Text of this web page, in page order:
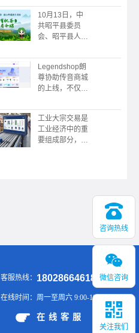
10月13日，中
共昭平县委员
会、昭平县人民
朗尊软件科技有
限公司协助，广
东广播电视台触
电传媒协协办的
茶 还看今昭”
2023昭平有机
茶，香沁粤港澳
大湾区推介会在
Legendshop朗
尊协助传音商城
的上线，不仅是
转型的典范，更
展现了传音“深
耕本地化，敢为
全球先”的战略
工业大宗交易是
工业经济中的重
要组成部分，涉
售，提升市场竞
客服热线： 18028664618
在线时间：周一至周六 9:00-19:00
在线客服
咨询热线
微信咨询
关注我们